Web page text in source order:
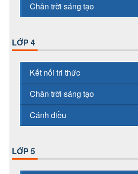
Chân trời sáng tạo
LỚP 4
Kết nối tri thức
Chân trời sáng tạo
Cánh diều
LỚP 5